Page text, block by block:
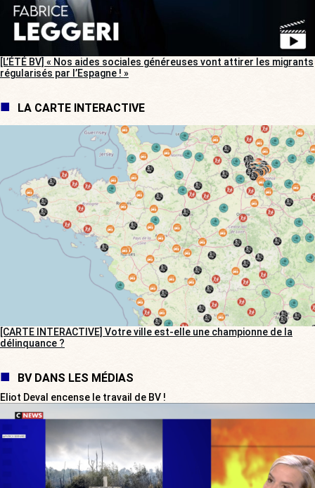
[L’ÉTÉ BV] « Nos aides sociales généreuses vont attirer les migrants
régularisés par l’Espagne ! »
LA CARTE INTERACTIVE
[CARTE INTERACTIVE] Votre ville est-elle une championne de la
délinquance ?
BV DANS LES MÉDIAS
Eliot Deval encense le travail de BV !